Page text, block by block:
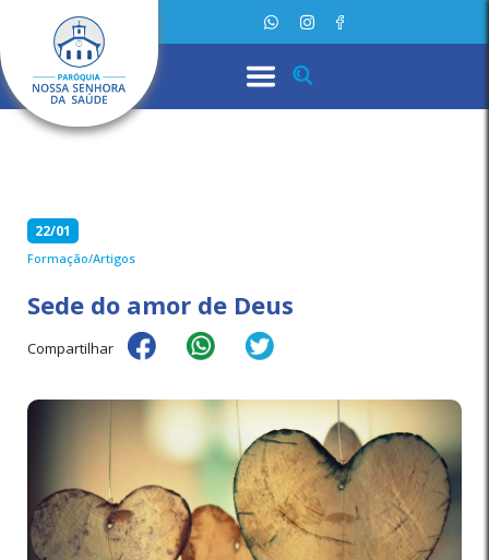
22/01
Formação/Artigos
Sede do amor de Deus
Compartilhar